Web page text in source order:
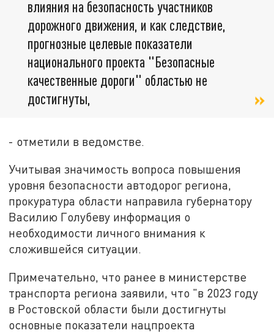
влияния на безопасность участников
дорожного движения, и как следствие,
прогнозные целевые показатели
национального проекта "Безопасные
качественные дороги" областью не
достигнуты,
- отметили в ведомстве.
Учитывая значимость вопроса повышения
уровня безопасности автодорог региона,
прокуратура области направила губернатору
Василию Голубеву информация о
необходимости личного внимания к
сложившейся ситуации.
Примечательно, что ранее в министерстве
транспорта региона заявили, что "в 2023 году
в Ростовской области были достигнуты
основные показатели нацпроекта